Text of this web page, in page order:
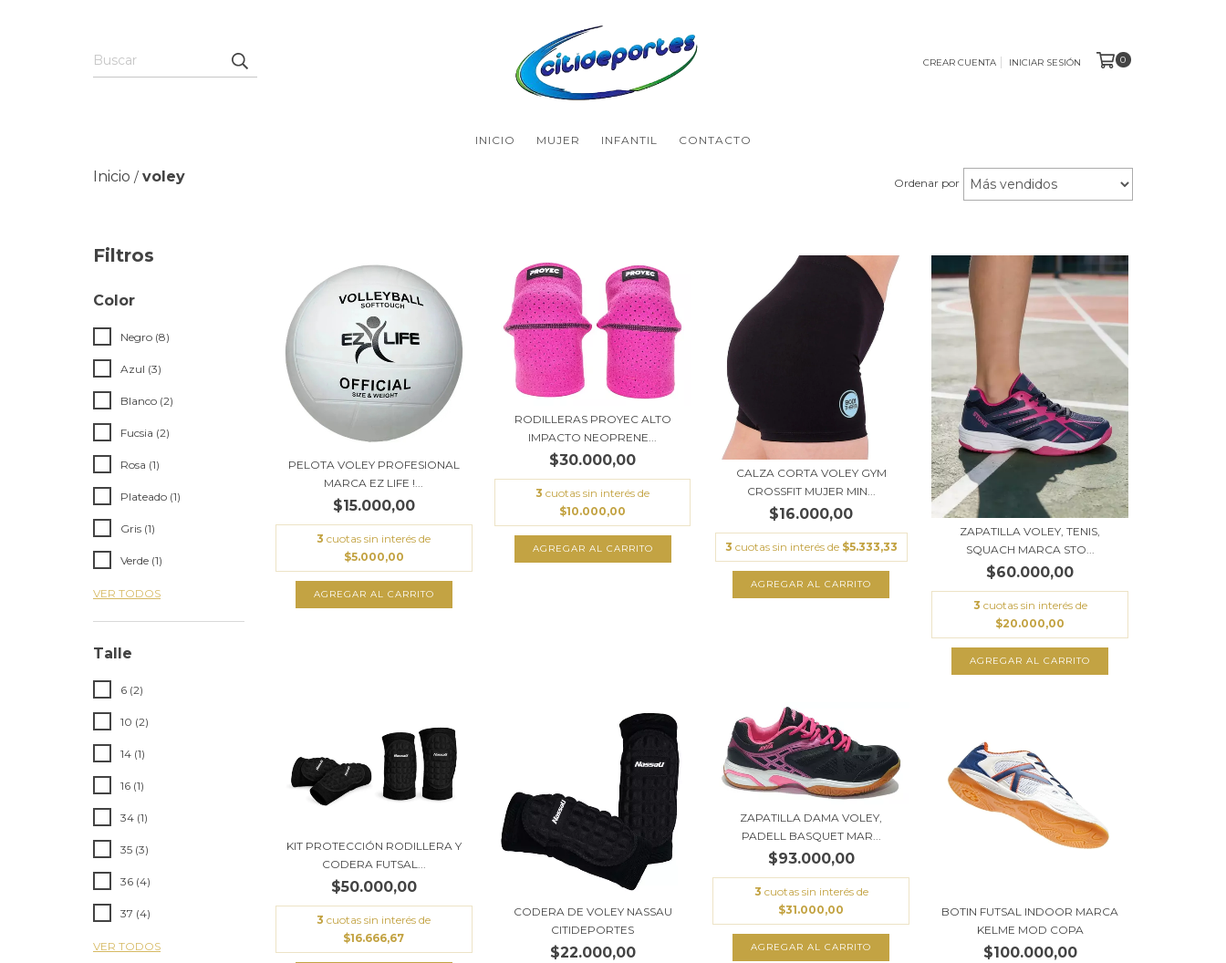
CREAR CUENTA INICIAR SESIÓN 0
INICIO MUJER INFANTIL CONTACTO
Inicio / voley Ordenar por
Filtros
Color
Negro (8)
Azul (3)
Blanco (2)
Fucsia (2)
Rosa (1)
Plateado (1)
Gris (1)
Verde (1)
VER TODOS
Talle
6 (2)
10 (2)
14 (1)
16 (1)
34 (1)
35 (3)
36 (4)
37 (4)
VER TODOS
PELOTA VOLEY PROFESIONAL
MARCA EZ LIFE !...
$15.000,00
3 cuotas sin interés de
$5.000,00
RODILLERAS PROYEC ALTO
IMPACTO NEOPRENE...
$30.000,00
3 cuotas sin interés de
$10.000,00
AGREGAR AL CARRITO
CALZA CORTA VOLEY GYM
CROSSFIT MUJER MIN...
$16.000,00
3 cuotas sin interés de $5.333,33
AGREGAR AL CARRITO
ZAPATILLA VOLEY, TENIS,
SQUACH MARCA STO...
$60.000,00
3 cuotas sin interés de
$20.000,00
AGREGAR AL CARRITO
KIT PROTECCIÓN RODILLERA Y
CODERA FUTSAL...
$50.000,00
3 cuotas sin interés de
$16.666,67
CODERA DE VOLEY NASSAU
CITIDEPORTES
$22.000,00
ZAPATILLA DAMA VOLEY,
PADELL BASQUET MAR...
$93.000,00
3 cuotas sin interés de
$31.000,00
AGREGAR AL CARRITO
BOTIN FUTSAL INDOOR MARCA
KELME MOD COPA
$100.000,00